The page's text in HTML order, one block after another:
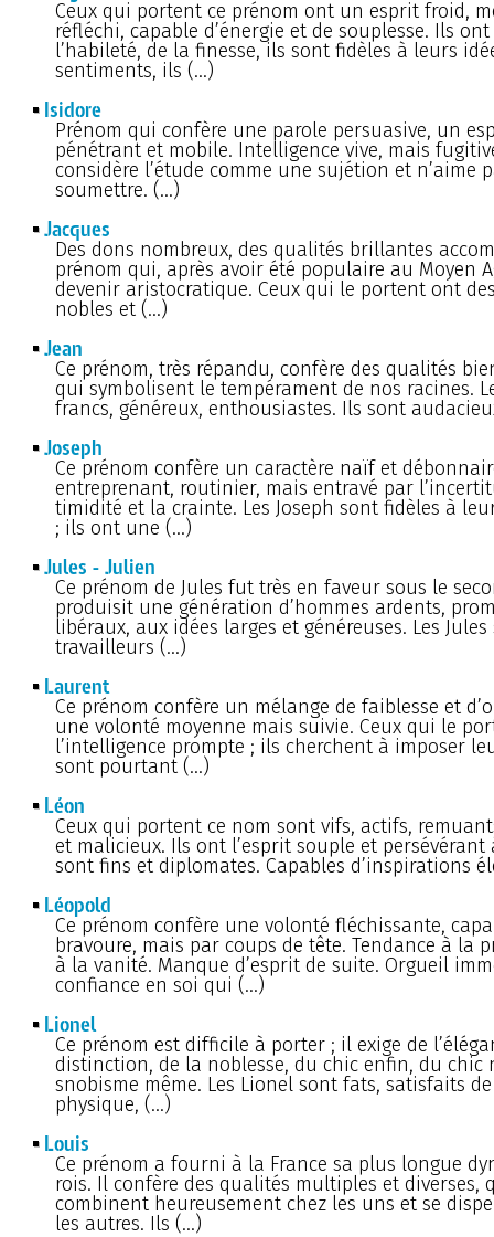
Ceux qui portent ce prénom ont un esprit froid,
réfléchi, capable d’énergie et de souplesse. Ils ont
l’habileté, de la finesse, ils sont fidèles à leurs
sentiments, ils (…)
Isidore
Prénom qui confère une parole persuasive, un
pénétrant et mobile. Intelligence vive, mais
considère l’étude comme une sujétion et n’aime
soumettre. (…)
Jacques
Des dons nombreux, des qualités brillantes
prénom qui, après avoir été populaire au Moyen
devenir aristocratique. Ceux qui le portent ont
nobles et (…)
Jean
Ce prénom, très répandu, confère des qualités
qui symbolisent le tempérament de nos racines.
francs, généreux, enthousiastes. Ils sont
Joseph
Ce prénom confère un caractère naïf et
entreprenant, routinier, mais entravé par
timidité et la crainte. Les Joseph sont fidèles à
; ils ont une (…)
Jules - Julien
Ce prénom de Jules fut très en faveur sous le
produisit une génération d’hommes ardents,
libéraux, aux idées larges et généreuses. Les
travailleurs (…)
Laurent
Ce prénom confère un mélange de faiblesse et
une volonté moyenne mais suivie. Ceux qui le
l’intelligence prompte ; ils cherchent à imposer
sont pourtant (…)
Léon
Ceux qui portent ce nom sont vifs, actifs,
et malicieux. Ils ont l’esprit souple et
sont fins et diplomates. Capables d’inspirations
Léopold
Ce prénom confère une volonté fléchissante,
bravoure, mais par coups de tête. Tendance à la
à la vanité. Manque d’esprit de suite. Orgueil
confiance en soi qui (…)
Lionel
Ce prénom est difficile à porter ; il exige de
distinction, de la noblesse, du chic enfin, du chic
snobisme même. Les Lionel sont fats, satisfaits
physique, (…)
Louis
Ce prénom a fourni à la France sa plus longue
rois. Il confère des qualités multiples et diverses,
combinent heureusement chez les uns et se
les autres. Ils (…)